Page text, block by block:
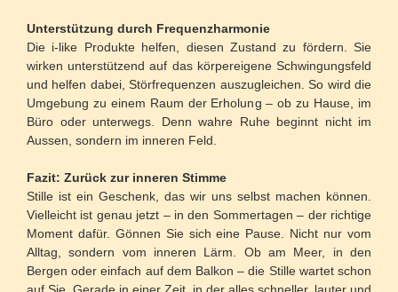
Unterstützung durch Frequenzharmonie
Die i-like Produkte helfen, diesen Zustand zu fördern. Sie
wirken unterstützend auf das körpereigene Schwingungsfeld
und helfen dabei, Störfrequenzen auszugleichen. So wird die
Umgebung zu einem Raum der Erholung – ob zu Hause, im
Büro oder unterwegs. Denn wahre Ruhe beginnt nicht im
Aussen, sondern im inneren Feld.
Fazit: Zurück zur inneren Stimme
Stille ist ein Geschenk, das wir uns selbst machen können.
Vielleicht ist genau jetzt – in den Sommertagen – der richtige
Moment dafür. Gönnen Sie sich eine Pause. Nicht nur vom
Alltag, sondern vom inneren Lärm. Ob am Meer, in den
Bergen oder einfach auf dem Balkon – die Stille wartet schon